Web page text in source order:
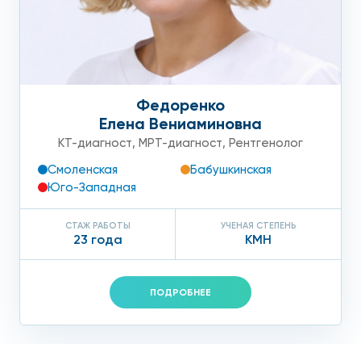
Федоренко
Елена Вениаминовна
КТ-диагност, МРТ-диагност, Рентгенолог
Смоленская
Бабушкинская
Юго-Западная
СТАЖ РАБОТЫ
23 года
УЧЕНАЯ СТЕПЕНЬ
КМН
ПОДРОБНЕЕ